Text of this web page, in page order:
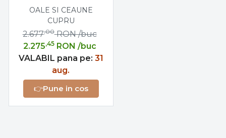
Fier Forjat, 60 Litri
OALE SI CEAUNE
CUPRU
2.275,45 RON /buc
2.677,00 RON /buc
VALABIL pana pe: 31
aug.
👉Pune in cos